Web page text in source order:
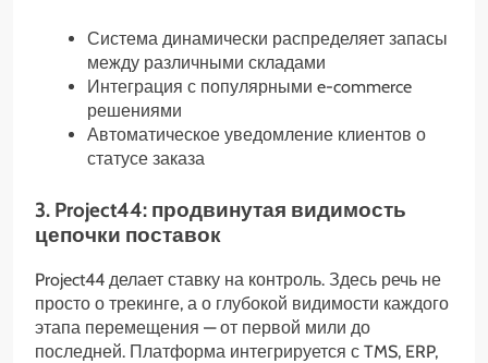
Система динамически распределяет запасы
между различными складами
Интеграция с популярными e-commerce
решениями
Автоматическое уведомление клиентов о
статусе заказа
3. Project44: продвинутая видимость
цепочки поставок
Project44 делает ставку на контроль. Здесь речь не
просто о трекинге, а о глубокой видимости каждого
этапа перемещения — от первой мили до
последней. Платформа интегрируется с TMS, ERP,